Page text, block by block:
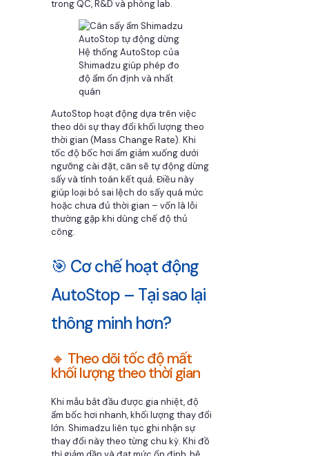
trong QC, R&D và phòng lab.
Hệ thống AutoStop của
Shimadzu giúp phép đo
độ ẩm ổn định và nhất
quán
AutoStop hoạt động dựa trên việc
theo dõi sự thay đổi khối lượng theo
thời gian (Mass Change Rate). Khi
tốc độ bốc hơi ẩm giảm xuống dưới
ngưỡng cài đặt, cân sẽ tự động dừng
sấy và tính toán kết quả. Điều này
giúp loại bỏ sai lệch do sấy quá mức
hoặc chưa đủ thời gian – vốn là lỗi
thường gặp khi dùng chế độ thủ
công.
🎯 Cơ chế hoạt động
AutoStop – Tại sao lại
thông minh hơn?
🔸 Theo dõi tốc độ mất
khối lượng theo thời gian
Khi mẫu bắt đầu được gia nhiệt, độ
ẩm bốc hơi nhanh, khối lượng thay đổi
lớn. Shimadzu liên tục ghi nhận sự
thay đổi này theo từng chu kỳ. Khi đồ